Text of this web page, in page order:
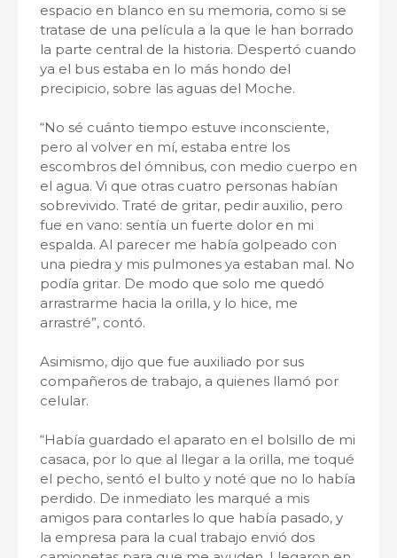
espacio en blanco en su memoria, como si se
tratase de una película a la que le han borrado
la parte central de la historia. Despertó cuando
ya el bus estaba en lo más hondo del
precipicio, sobre las aguas del Moche.
“No sé cuánto tiempo estuve inconsciente,
pero al volver en mí, estaba entre los
escombros del ómnibus, con medio cuerpo en
el agua. Vi que otras cuatro personas habían
sobrevivido. Traté de gritar, pedir auxilio, pero
fue en vano: sentía un fuerte dolor en mi
espalda. Al parecer me había golpeado con
una piedra y mis pulmones ya estaban mal. No
podía gritar. De modo que solo me quedó
arrastrarme hacia la orilla, y lo hice, me
arrastré”, contó.
Asimismo, dijo que fue auxiliado por sus
compañeros de trabajo, a quienes llamó por
celular.
“Había guardado el aparato en el bolsillo de mi
casaca, por lo que al llegar a la orilla, me toqué
el pecho, sentó el bulto y noté que no lo había
perdido. De inmediato les marqué a mis
amigos para contarles lo que había pasado, y
la empresa para la cual trabajo envió dos